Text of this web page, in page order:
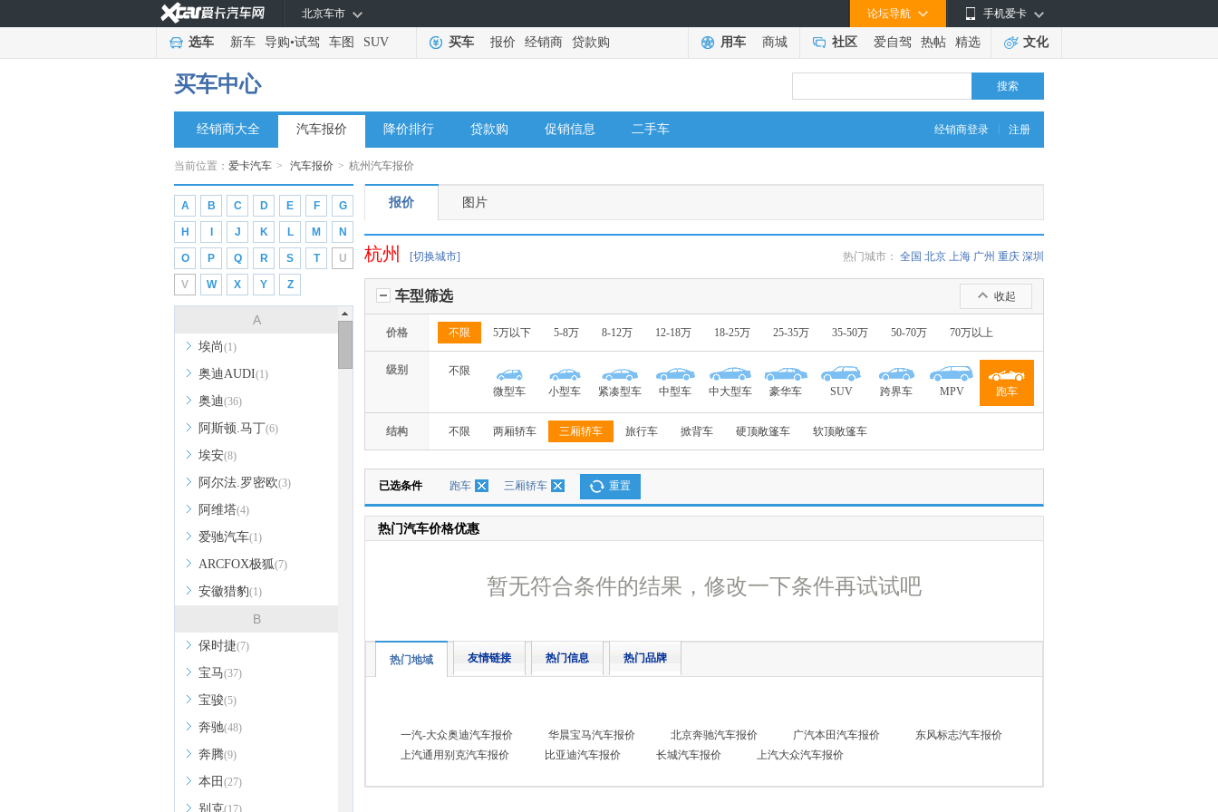
手机爱卡
论坛导航
北京车市
选车 新车 导购•试驾 车图 SUV 买车 报价 经销商 贷款购 用车 商城 社区 爱自驾 热帖 精选 文化
买车中心 搜索
经销商登录 注册
经销商大全 汽车报价 降价排行 贷款购 促销信息 二手车
当前位置： 爱卡汽车 > 汽车报价 > 杭州汽车报价
A B C D E F G
H J K L M N
O P Q R S T U
V W X Y Z
A
埃尚(1)
奥迪AUDI(1)
奥迪(36)
阿斯顿.马丁(6)
埃安(8)
阿尔法.罗密欧(3)
阿维塔(4)
爱驰汽车(1)
ARCFOX极狐(7)
安徽猎豹(1)
B
保时捷(7)
宝马(37)
宝骏(5)
奔驰(48)
奔腾(9)
本田 (27)
别克(17)
报价 图片
热门城市： 全国 北京 上海 广州 重庆 深圳
杭州 [切换城市]
收起
车型筛选
价格 不限 5万以下 5-8万 8-12万 12-18万 18-25万 25-35万 35-50万 50-70万 70万以上
级别
不限
微型车
小型车 紧凑型车 中型车 中大型车 豪华车 SUV 跨界车 MPV 跑车
结构 不限 两厢轿车 三厢轿车 旅行车 掀背车 硬顶敞篷车 软顶敞篷车
已选条件 跑车 三厢轿车 重置
热门汽车价格优惠
暂无符合条件的结果，修改一下条件再试试吧
热门地域 友情链接 热门信息 热门品牌
一汽-大众奥迪汽车报价 华晨宝马汽车报价 北京奔驰汽车报价 广汽本田汽车报价
东风标志汽车报价
上汽通用别克汽车报价
比亚迪汽车报价 长城汽车报价 上汽大众汽车报价